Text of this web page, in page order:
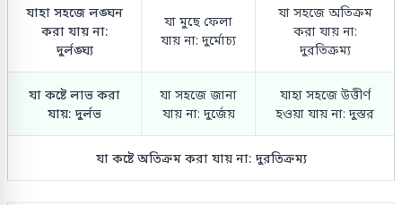
যাহা সহজে লঙ্ঘন
করা যায় না:
দুর্লঙ্ঘ্য
যা মুছে ফেলা
যায় না: দুর্মোচ্য
যা সহজে অতিক্রম
করা যায় না:
দুরতিক্রম্য
যা কষ্টে লাভ করা
যায়: দুর্লভ
যা সহজে জানা
যায় না: দুর্জেয়
যাহা সহজে উত্তীর্ণ
হওয়া যায় না: দুস্তর
যা কষ্টে অতিক্রম করা যায় না: দুরতিক্রম্য